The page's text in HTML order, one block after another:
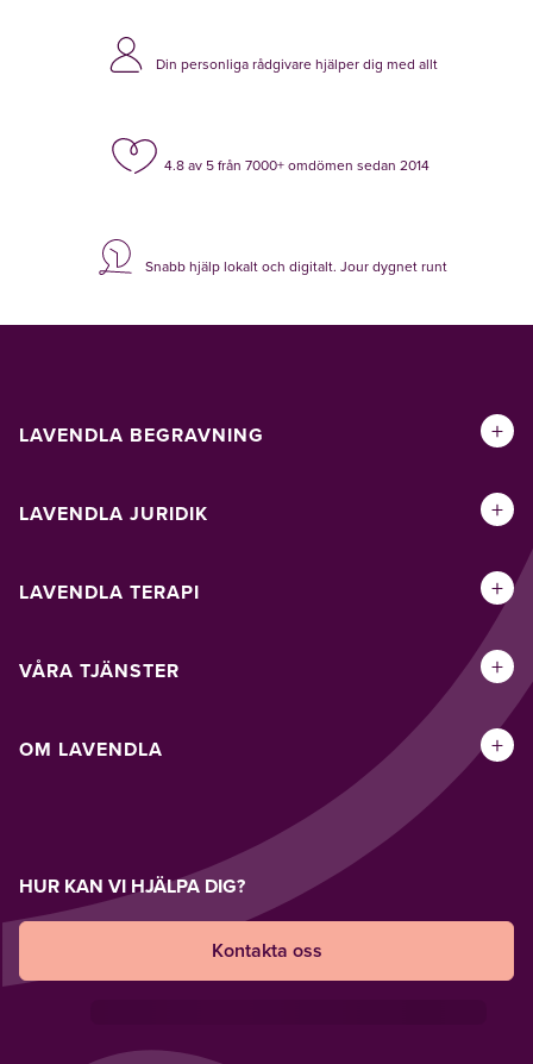
Din personliga rådgivare hjälper dig med allt
4.8 av 5 från 7000+ omdömen sedan 2014
Snabb hjälp lokalt och digitalt. Jour dygnet runt
LAVENDLA BEGRAVNING +
LAVENDLA JURIDIK +
LAVENDLA TERAPI +
VÅRA TJÄNSTER +
OM LAVENDLA +
HUR KAN VI HJÄLPA DIG?
Kontakta oss